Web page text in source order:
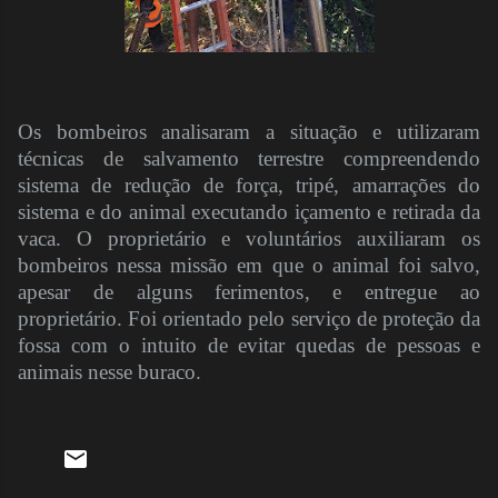
Os bombeiros analisaram a situação e utilizaram
técnicas de salvamento terrestre compreendendo
sistema de redução de força, tripé, amarrações do
sistema e do animal executando içamento e retirada da
vaca. O proprietário e voluntários auxiliaram os
bombeiros nessa missão em que o animal foi salvo,
apesar de alguns ferimentos, e entregue ao
proprietário. Foi orientado pelo serviço de proteção da
fossa com o intuito de evitar quedas de pessoas e
animais nesse buraco.